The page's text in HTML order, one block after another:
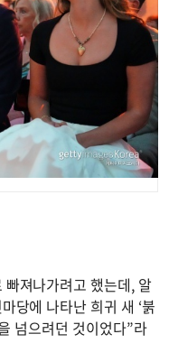
져나가려고 했는데, 알
당에 나타난 희귀 새 ‘붉
넘으려던 것이었다”라